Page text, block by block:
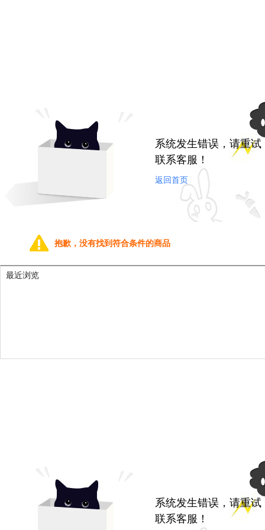
系统发生错误，请重
联系客服！
返回首页
抱歉，没有找到符合条件的商品
最近浏览
系统发生错误，请重
联系客服！